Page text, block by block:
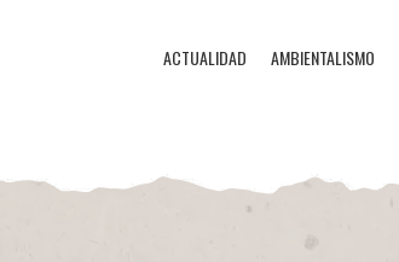
ACTUALIDAD AMBIENTALISMO